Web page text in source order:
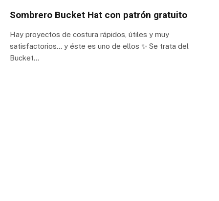
Sombrero Bucket Hat con patrón gratuito
Hay proyectos de costura rápidos, útiles y muy
satisfactorios… y éste es uno de ellos ✨ Se trata del
Bucket…